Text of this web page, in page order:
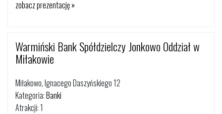
zobacz prezentację »
Warmiński Bank Spółdzielczy Jonkowo Oddział w
Miłakowie
Miłakowo, Ignacego Daszyńskiego 12
Kategoria:Banki
Atrakcji: 1